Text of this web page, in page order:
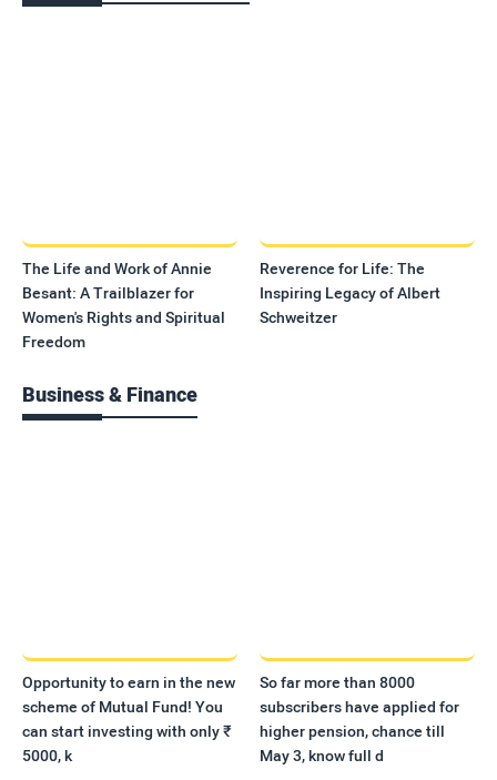
The Life and Work of Annie
Besant: A Trailblazer for
Women's Rights and Spiritual
Freedom
Reverence for Life: The
Inspiring Legacy of Albert
Schweitzer
Business & Finance
Opportunity to earn in the new
scheme of Mutual Fund! You
can start investing with only ₹
5000, k
So far more than 8000
subscribers have applied for
higher pension, chance till
May 3, know full d